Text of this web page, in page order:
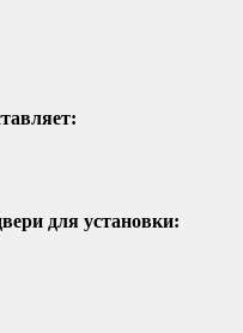
для установки: